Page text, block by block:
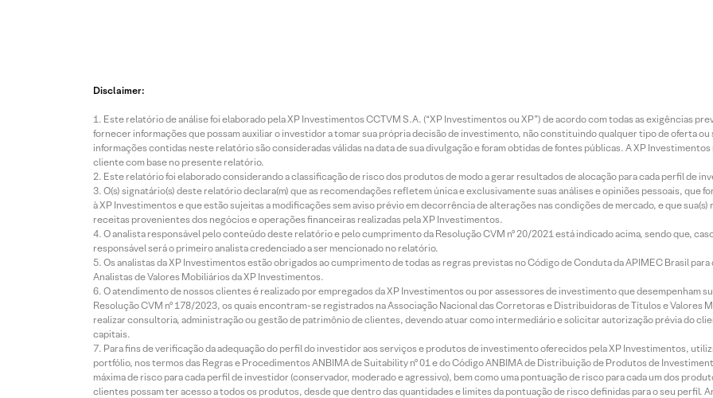
Disclaimer:
Este relatório de análise foi elaborado pela XP Investimentos CCTVM S.A. (“XP Investimentos ou XP”) de acordo com todas as exigências
fornecer informações que possam auxiliar o investidor a tomar sua própria decisão de investimento, não constituindo qualquer tipo de oferta
informações contidas neste relatório são consideradas válidas na data de sua divulgação e foram obtidas de fontes públicas. A XP
cliente com base no presente relatório.
Este relatório foi elaborado considerando a classificação de risco dos produtos de modo a gerar resultados de alocação para cada perfil de
O(s) signatário(s) deste relatório declara(m) que as recomendações refletem única e exclusivamente suas análises e opiniões pessoais, que
à XP Investimentos e que estão sujeitas a modificações sem aviso prévio em decorrência de alterações nas condições de mercado, e que
receitas provenientes dos negócios e operações financeiras realizadas pela XP Investimentos.
O analista responsável pelo conteúdo deste relatório e pelo cumprimento da Resolução CVM nº 20/2021 está indicado acima, sendo que,
responsável será o primeiro analista credenciado a ser mencionado no relatório.
Os analistas da XP Investimentos estão obrigados ao cumprimento de todas as regras previstas no Código de Conduta da APIMEC Brasil
Analistas de Valores Mobiliários da XP Investimentos.
O atendimento de nossos clientes é realizado por empregados da XP Investimentos ou por assessores de investimento que desempenham
Resolução CVM nº 178/2023, os quais encontram-se registrados na Associação Nacional das Corretoras e Distribuidoras de Títulos e Valores
realizar consultoria, administração ou gestão de patrimônio de clientes, devendo atuar como intermediário e solicitar autorização prévia do
capitais.
Para fins de verificação da adequação do perfil do investidor aos serviços e produtos de investimento oferecidos pela XP Investimentos,
portfólio, nos termos das Regras e Procedimentos ANBIMA de Suitability nº 01 e do Código ANBIMA de Distribuição de Produtos de
máxima de risco para cada perfil de investidor (conservador, moderado e agressivo), bem como uma pontuação de risco para cada um dos
clientes possam ter acesso a todos os produtos, desde que dentro das quantidades e limites da pontuação de risco definidas para o seu perfil.